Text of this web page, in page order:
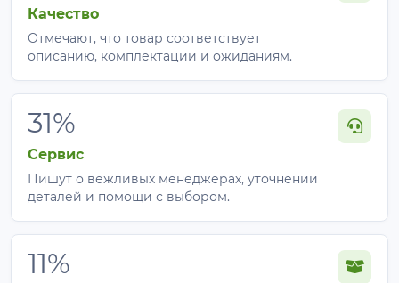
Качество
Отмечают, что товар соответствует
описанию, комплектации и ожиданиям.
31%
Сервис
Пишут о вежливых менеджерах, уточнении
деталей и помощи с выбором.
11%